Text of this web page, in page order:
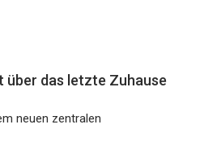
das letzte Zuhause
neuen zentralen